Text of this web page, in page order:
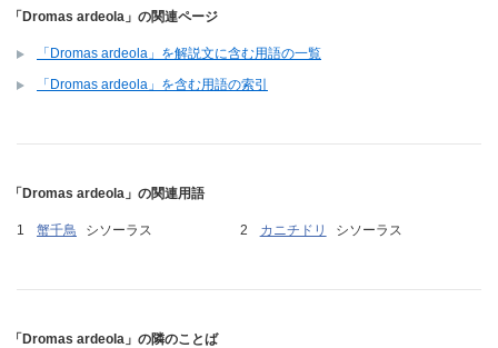
「Dromas ardeola」の関連ページ
「Dromas ardeola」を解説文に含む用語の一覧
「Dromas ardeola」を含む用語の索引
「Dromas ardeola」の関連用語
蟹千鳥 シソーラス カニチドリ シソーラス
「Dromas ardeola」の隣のことば